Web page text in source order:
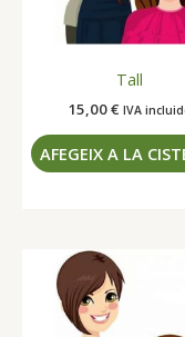
Tall
15,00€ IVA
AFEGEIX A LA